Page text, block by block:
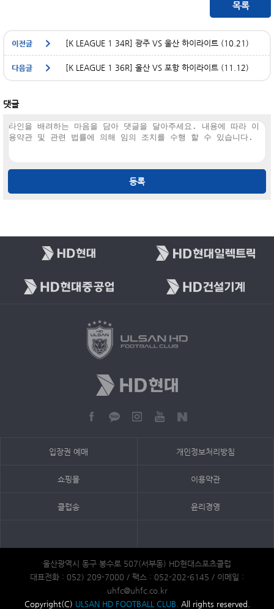
[K LEAGUE 1 34R] 광주 VS 울산 하이라이트 (10.21)
[K LEAGUE 1 36R] 울산 VS 포항 하이라이트 (11.12)
댓글
등록
입장권 예매 개인정보처리방침
쇼핑몰 이용약관
클럽송 윤리경영
울산광역시 동구 봉수로 507(서부동) HD현대스포츠클럽
대표전화 : 052) 209-7000 / 팩스 : 052-202-6145 / 이메일 :
uhfc@uhfc.co.kr
Copyright(C) ULSAN HD FOOTBALL CLUB. All rights reserved.